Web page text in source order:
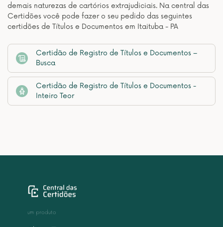
demais naturezas de cartórios extrajudiciais. Na central das
Certidões você pode fazer o seu pedido das seguintes
certidões de Títulos e Documentos em Itaituba - PA
Certidão de Registro de Títulos e Documentos –
Busca
Certidão de Registro de Títulos e Documentos -
Inteiro Teor
um produto